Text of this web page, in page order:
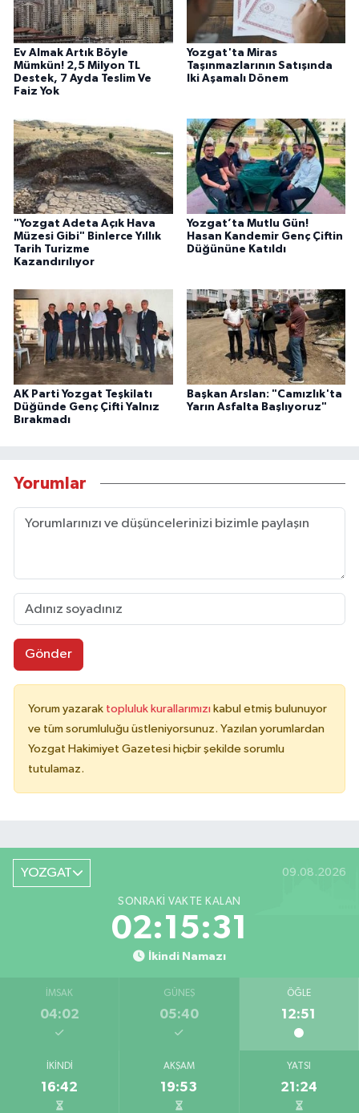
Ev Almak Artık Böyle
Mümkün! 2,5 Milyon TL
Destek, 7 Ayda Teslim Ve
Faiz Yok
Yozgat'ta Miras
Taşınmazlarının Satışında
Iki Aşamalı Dönem
"Yozgat Adeta Açık Hava
Müzesi Gibi" Binlerce Yıllık
Tarih Turizme
Kazandırılıyor
Yozgat’ta Mutlu Gün!
Hasan Kandemir Genç Çiftin
Düğününe Katıldı
AK Parti Yozgat Teşkilatı
Düğünde Genç Çifti Yalnız
Bırakmadı
Başkan Arslan: "Camızlık'ta
Yarın Asfalta Başlıyoruz"
Yorumlar
Gönder
Yorum yazarak topluluk kurallarımızı kabul etmiş bulunuyor
ve tüm sorumluluğu üstleniyorsunuz. Yazılan yorumlardan
Yozgat Hakimiyet Gazetesi hiçbir şekilde sorumlu
tutulamaz.
YOZGAT 09.08.2026
SONRAKI VAKTE KALAN
02:15:31
İkindi Namazı
İMSAK
04:02
GÜNEŞ
05:40
ÖĞLE
12:51
İKINDI
16:42
AKŞAM
19:53
YATSI
21:24